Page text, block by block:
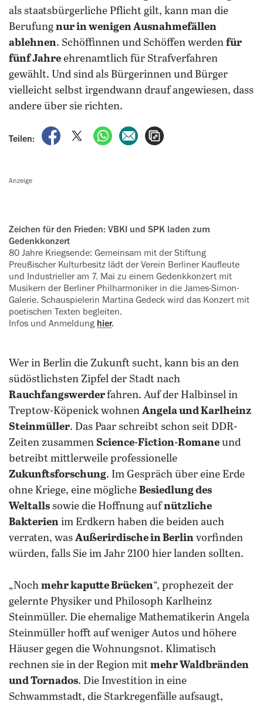
als staatsbürgerliche Pflicht gilt, kann man die
Berufung nur in wenigen Ausnahmefällen
ablehnen. Schöffinnen und Schöffen werden für
fünf Jahre ehrenamtlich für Strafverfahren
gewählt. Und sind als Bürgerinnen und Bürger
vielleicht selbst irgendwann drauf angewiesen, dass
andere über sie richten.
Teilen:
auf Facebook teilen
auf X teilenper WhatsApp teilen
per E-Mail teilen
Anzeige
Zeichen für den Frieden: VBKI und SPK laden zum
Gedenkkonzert
80 Jahre Kriegsende: Gemeinsam mit der Stiftung
Preußischer Kulturbesitz lädt der Verein Berliner Kaufleute
und Industrieller am 7. Mai zu einem Gedenkkonzert mit
Musikern der Berliner Philharmoniker in die James-Simon-
Galerie. Schauspielerin Martina ‍Gedeck wird das Konzert mit
poetischen Texten begleiten.
Infos und Anmeldung hier.
Wer in Berlin die Zukunft sucht, kann bis an den
südöstlichsten Zipfel der Stadt nach
Rauchfangswerderfahren. Auf der Halbinsel in
Treptow-Köpenick wohnen Angela und Karlheinz
Steinmüller. Das Paar schreibt schon seit DDR-
Zeiten zusammen Science-Fiction-Romane und
betreibt mittlerweile professionelle
Zukunftsforschung. Im Gespräch über eine Erde
ohne Kriege, eine mögliche Besiedlung des
Weltalls sowie die Hoffnung aufnützliche
Bakterien im Erdkern haben die beiden auch
verraten, was Außerirdische in Berlin vorfinden
würden, falls Sie im Jahr 2100 hier landen sollten.
„Noch mehr kaputte Brücken“, prophezeit der
gelernte Physiker und Philosoph Karlheinz
Steinmüller. Die ehemalige Mathematikerin Angela
Steinmüller hofft auf weniger Autos und höhere
Häuser gegen die Wohnungsnot. Klimatisch
rechnen sie in der Region mit mehr Waldbränden
und Tornados. Die Investition in eine
Schwammstadt, die Starkregenfälle aufsaugt,